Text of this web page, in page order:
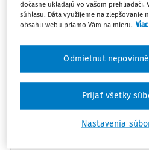
Celý odborný
dostupný
Odomknite si
obsahu a získajte
zdarma, stačí sa
Vďaka registrácii
dočasne ukladajú vo vašom prehliadači.
súhlasu. Dáta využijeme na zlepšovanie
obsahu webu priamo Vám na mieru.
Nastavenia
Odmietnut
Prijať všetky